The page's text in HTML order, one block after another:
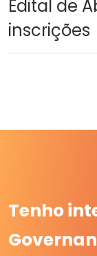
Edital de
inscrições
Tenho